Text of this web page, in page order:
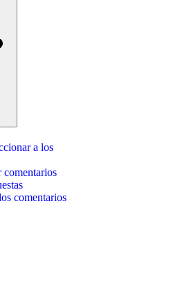
a los
comentarios
comentarios